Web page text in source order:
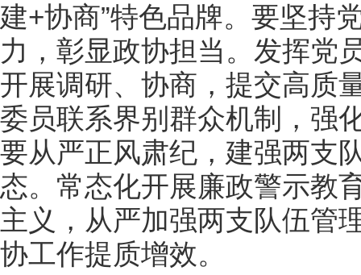
建+协商”特色品牌。要坚持
力，彰显政协担当。发挥党
开展调研、协商，提交高质
委员联系界别群众机制，强
要从严正风肃纪，建强两支
态。常态化开展廉政警示教
主义，从严加强两支队伍管
协工作提质增效。